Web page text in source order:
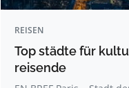
REISEN
Top städte für
reisende